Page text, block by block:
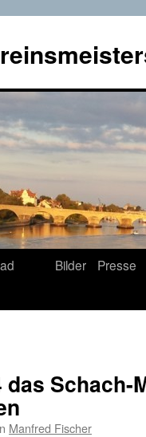
Bilder Presse
das Schach-
Manfred Fischer